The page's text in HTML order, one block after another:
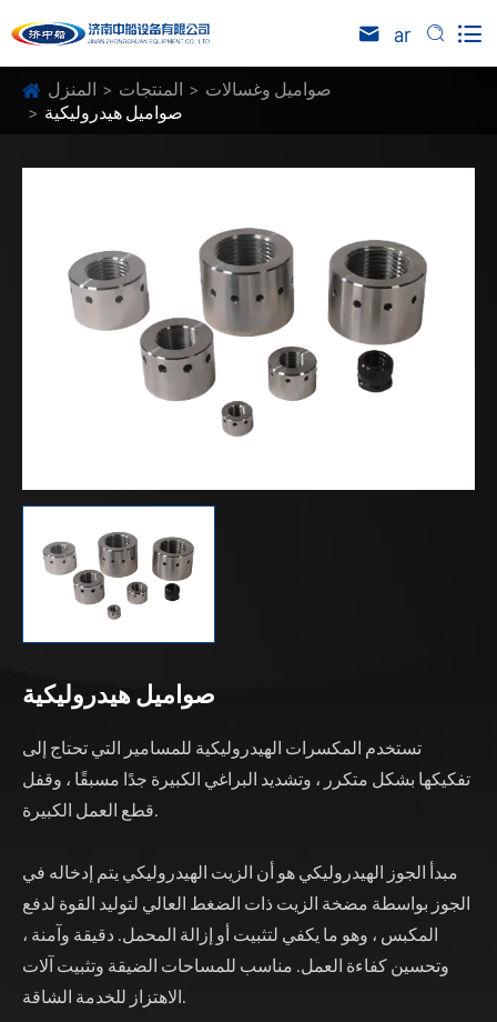
 ar  
المنزل المنتجات
صواميل وغسالات
صواميل هيدروليكية
صواميل هيدروليكية
تستخدم المكسرات الهيدروليكية للمسامير التي تحتاج إلى
تفكيكها بشكل متكرر ، وتشديد البراغي الكبيرة جدًا مسبقًا ، وقفل
مبدأ الجوز الهيدروليكي هو أن الزيت الهيدروليكي يتم إدخاله في
الجوز بواسطة مضخة الزيت ذات الضغط العالي لتوليد القوة لدفع
المكبس ، وهو ما يكفي لتثبيت أو إزالة المحمل. دقيقة وآمنة ،
وتحسين كفاءة العمل. مناسب للمساحات الضيقة وتثبيت آلات